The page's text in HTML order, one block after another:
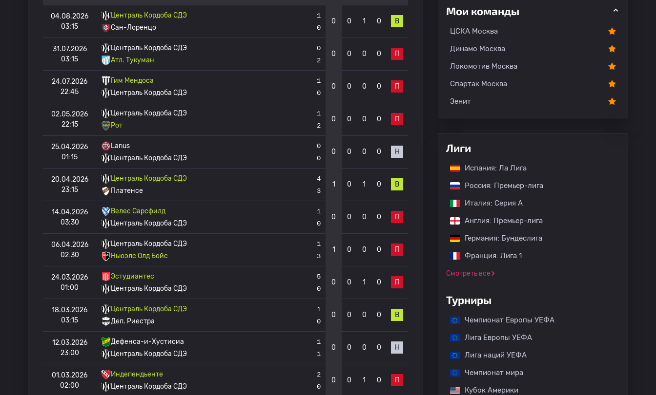
04.08.2026
03:15
Централь Кордоба СДЭ
Сан-Лоренцо
1
0
0 0 1 0 В
31.07.2026
03:15
Централь Кордоба СДЭ
Атл. Тукуман
0
2
0 0 0 0 П
24.07.2026
22:45
Гим Мендоса
Централь Кордоба СДЭ
1
0
0 0 0 0 П
02.05.2026
22:15
Централь Кордоба СДЭ
Рот
1
2
0 0 0 0 П
25.04.2026
01:15
Lanus
Централь Кордоба СДЭ
0
0
0 0 0 0 Н
20.04.2026
23:15
Централь Кордоба СДЭ
Платенсе
4
3
1 0 1 0 В
14.04.2026
03:30
Велес Сарсфилд
Централь Кордоба СДЭ
1
0
0 0 0 0 П
06.04.2026
02:30
Централь Кордоба СДЭ
Ньюэлс Олд Бойс
1
3
1 0 0 0 П
24.03.2026
01:00
Эстудиантес
Централь Кордоба СДЭ
5
0
0 0 1 0 П
18.03.2026
03:15
Централь Кордоба СДЭ
Деп. Риестра
1
0
0 0 0 0 В
12.03.2026
23:00
Дефенса-и-Хустисиа
Централь Кордоба СДЭ
1
1
0 0 0 0 Н
01.03.2026
02:00
Индепендьенте
Централь Кордоба СДЭ
2
0
0 0 1 0 П
Мои команды
ЦСКА Москва
Динамо Москва
Локомотив Москва
Спартак Москва
Зенит
Лиги
Испания: Ла Лига
Россия: Премьер-лига
Италия: Серия А
Англия: Премьер-лига
Германия: Бундеслига
Франция: Лига 1
Смотреть все
Турниры
Чемпионат Европы УЕФА
Лига Европы УЕФА
Лига наций УЕФА
Чемпионат мира
Кубок Америки